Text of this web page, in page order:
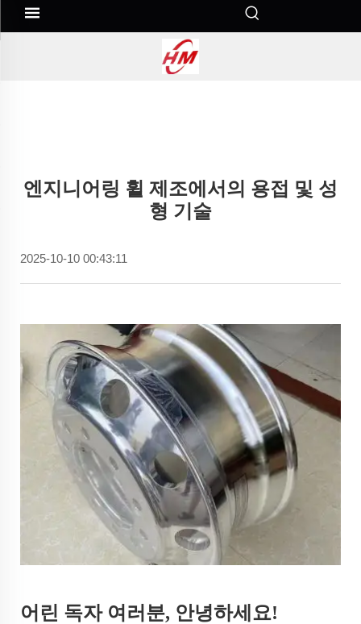
엔지니어링 휠 제조에서의 용접 및 성
형 기술
2025-10-10 00:43:11
어린 독자 여러분, 안녕하세요!